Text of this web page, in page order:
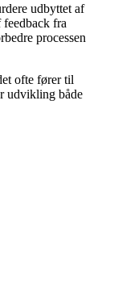
udbyttet af
feedback fra
processen
ofte fører til
udvikling både